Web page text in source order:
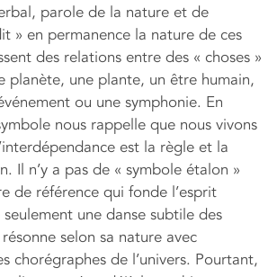
parole de la nature et de
» en permanence la nature de ces
des relations entre des « choses »
planète, une plante, un être humain,
ou une symphonie. En
nous rappelle que nous vivons
est la règle et la
Il n’y a pas de « symbole étalon »
de référence qui fonde l’esprit
une danse subtile des
selon sa nature avec
chorégraphes de l’univers. Pourtant,